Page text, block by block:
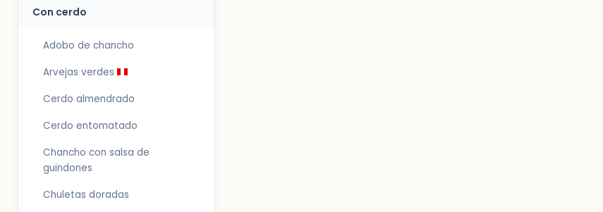
Con cerdo
Adobo de chancho
Arvejas verdes
Cerdo almendrado
Cerdo entomatado
Chancho con salsa de
guindones
Chuletas doradas